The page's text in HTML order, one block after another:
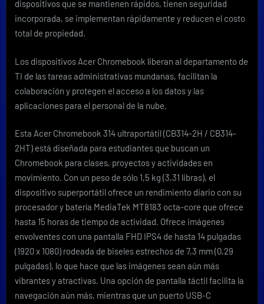
dispositivos que se mantienen rápidos, tienen seguridad
incorporada, se implementan rápidamente y reducen el costo
total de propiedad.
Los dispositivos Acer Chromebook liberan al departamento de
TI de las tareas administrativas mundanas, facilitan la
colaboración y protegen el acceso a los datos y las
aplicaciones para el personal de la nube.
Esta Acer Chromebook 314 ultraportátil (CB314-2H / CB314-
2HT) está diseñada para estudiantes que buscan un
Chromebook para clases, proyectos y actividades en
movimiento. Con un peso de sólo 1,5 kg (3,31 libras), el
dispositivo superportátil ofrece un rendimiento diario con su
procesador y batería MediaTek MT8183 octa-core que ofrece
hasta 15 horas de tiempo de actividad. Ofrece imágenes
envolventes con una pantalla FHD IPS4 de hasta 14 pulgadas
(1920 x 1080) rodeada de biseles estrechos de 7,3 mm (0,29
pulgadas), lo que hace que las imágenes sean aún más
vibrantes y atractivas. Una opción de pantalla táctil facilita la
navegación aún más, mientras que un puerto USB-C